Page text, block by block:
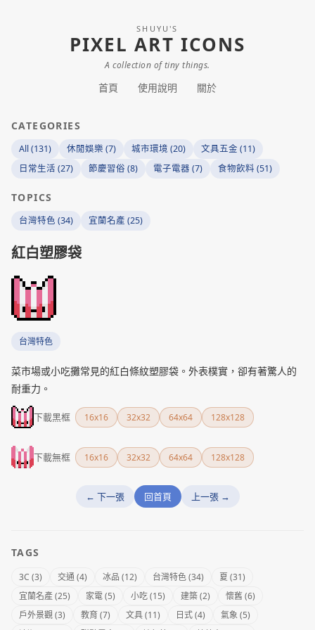
SHUYU'S
PIXEL ART ICONS
A collection of tiny things.
首頁 使用說明 關於
CATEGORIES
All (131) 休閒娛樂 (7) 城市環境 (20)
文具五金 (11)
日常生活 (27)
節慶習俗 (8) 電子電器 (7) 食物飲料 (51)
TOPICS
台灣特色 (34) 宜蘭名產 (25)
紅白塑膠袋
台灣特色
菜市場或小吃攤常見的紅白條紋塑膠袋。外表樸實，卻有著驚人的
耐重力。
下載黑框 16x16 32x32 64x64 128x128
下載無框 16x16 32x32 64x64 128x128
← 下一張 回首頁 上一張 →
TAGS
3C (3) 交通 (4) 冰品 (12) 台灣特色 (34)
夏 (31)
宜蘭名產 (25)
家電 (5) 小吃 (15) 建築 (2)
懷舊 (6)
戶外景觀 (3)
教育 (7) 文具 (11) 日式 (4)
氣象 (5)